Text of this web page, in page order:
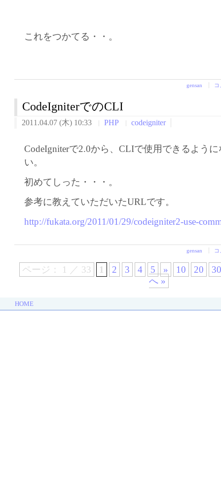
これをつかてる・・。
gensan
CodeIgniterでのCLI
2011.04.07 (木) 10:33 PHP codeigniter
CodeIgniterで2.0から、CLIで使用できるよう
い。
初めてしった・・・。
参考に教えていただいたURLです。
http://fukata.org/2011/01/29/codeigniter2-use-
gensan
ページ： 1 ／ 33 1 2 3 4 5 » 10 20
30
へ »
HOME